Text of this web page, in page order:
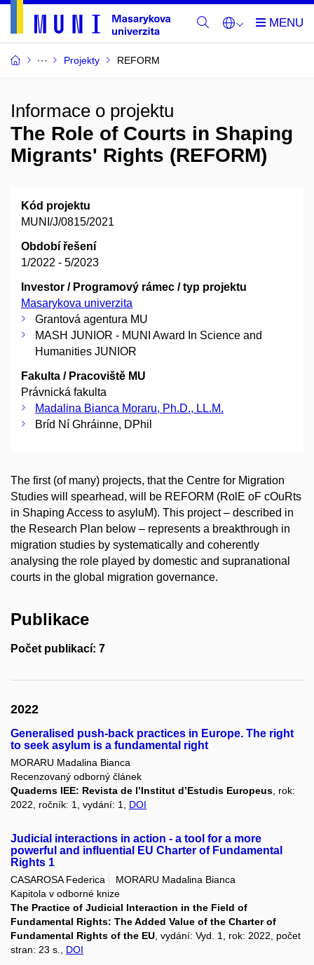
Projekty REFORM
Informace o projektu
The Role of Courts in Shaping
Migrants' Rights (REFORM)
Kód projektu
MUNI/J/0815/2021
Období řešení
1/2022 - 5/2023
Investor / Programový rámec / typ projektu
Masarykova univerzita
Grantová agentura MU
MASH JUNIOR - MUNI Award In Science and
Humanities JUNIOR
Fakulta / Pracoviště MU
Právnická fakulta
Madalina Bianca Moraru, Ph.D., LL.M.
Bríd Ní Ghráinne, DPhil
The first (of many) projects, that the Centre for Migration
Studies will spearhead, will be REFORM (RolE oF cOuRts
in Shaping Access to asyluM). This project – described in
the Research Plan below – represents a breakthrough in
migration studies by systematically and coherently
analysing the role played by domestic and supranational
courts in the global migration governance.
Publikace
Počet publikací: 7
2022
Generalised push-back practices in Europe. The right
to seek asylum is a fundamental right
MORARU Madalina Bianca
Recenzovaný odborný článek
Quaderns IEE: Revista de l’Institut d’Estudis Europeus , rok:
2022, ročník: 1, vydání: 1, DOI
Judicial interactions in action - a tool for a more
powerful and influential EU Charter of Fundamental
Rights 1
CASAROSA Federica
MORARU Madalina Bianca
Kapitola v odborné knize
The Practice of Judicial Interaction in the Field of
Fundamental Rights: The Added Value of the Charter of
Fundamental Rights of the EU, vydání: Vyd. 1, rok: 2022, počet
stran: 23 s., DOI